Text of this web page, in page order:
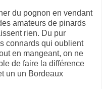
du pognon en vendant
amateurs de pinards
rien. Du pur
connards qui oublient
en mangeant, on ne
de faire la différence
un un Bordeaux